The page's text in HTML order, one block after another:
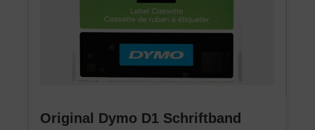
Original Dymo D1 Schriftband